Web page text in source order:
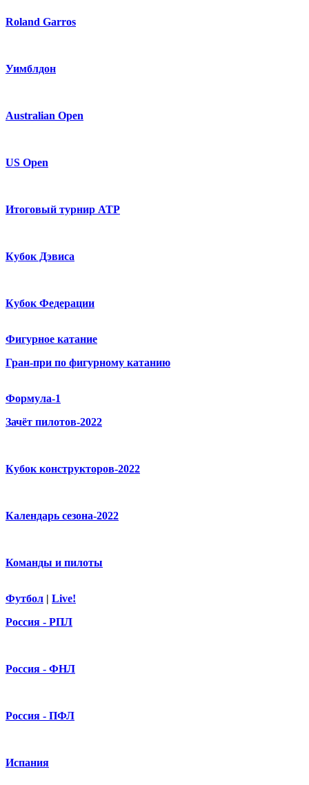
Roland Garros
Уимблдон
Australian Open
US Open
Итоговый турнир ATP
Кубок Дэвиса
Кубок Федерации
Фигурное катание
Гран-при по фигурному катанию
Формула-1
Зачёт пилотов-2022
Кубок конструкторов-2022
Календарь сезона-2022
Команды и пилоты
Футбол | Live!
Россия - РПЛ
Россия - ФНЛ
Россия - ПФЛ
Испания